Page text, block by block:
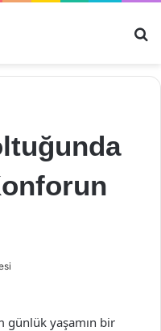
günlük yaşamın bir